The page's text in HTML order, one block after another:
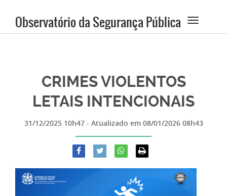
Observatório da Segurança Pública
CRIMES VIOLENTOS
LETAIS INTENCIONAIS
31/12/2025 10h47 - Atualizado em 08/01/2026 08h43